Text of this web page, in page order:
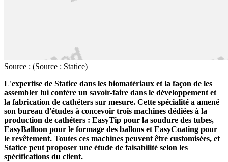
Source : (Source : Statice)
L'expertise de Statice dans les biomatériaux et la façon de les
assembler lui confère un savoir-faire dans le développement et
la fabrication de cathéters sur mesure. Cette spécialité a amené
son bureau d'études à concevoir trois machines dédiées à la
production de cathéters : EasyTip pour la soudure des tubes,
EasyBalloon pour le formage des ballons et EasyCoating pour
le revêtement. Toutes ces machines peuvent être customisées, et
Statice peut proposer une étude de faisabilité selon les
spécifications du client.